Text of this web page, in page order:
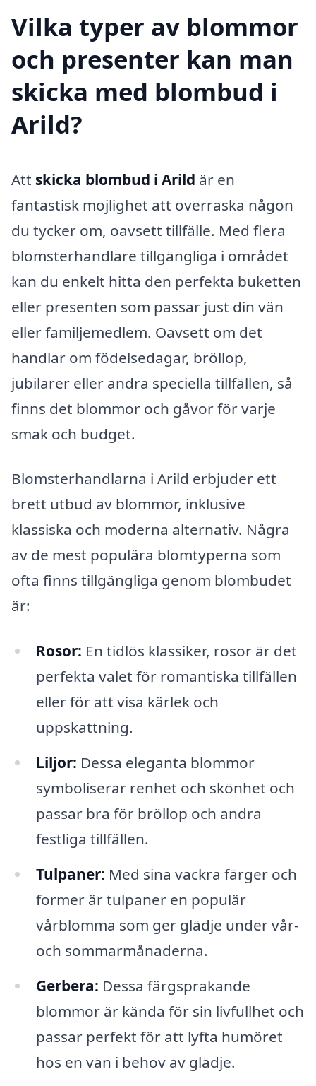
Vilka typer av blommor
och presenter kan man
skicka med blombud i
Arild?
Att skicka blombud i Arild är en
fantastisk möjlighet att överraska någon
du tycker om, oavsett tillfälle. Med flera
blomsterhandlare tillgängliga i området
kan du enkelt hitta den perfekta buketten
eller presenten som passar just din vän
eller familjemedlem. Oavsett om det
handlar om födelsedagar, bröllop,
jubilarer eller andra speciella tillfällen, så
finns det blommor och gåvor för varje
smak och budget.
Blomsterhandlarna i Arild erbjuder ett
brett utbud av blommor, inklusive
klassiska och moderna alternativ. Några
av de mest populära blomtyperna som
ofta finns tillgängliga genom blombudet
är:
Rosor: En tidlös klassiker, rosor är det
perfekta valet för romantiska tillfällen
eller för att visa kärlek och
uppskattning.
Liljor: Dessa eleganta blommor
symboliserar renhet och skönhet och
passar bra för bröllop och andra
festliga tillfällen.
Tulpaner: Med sina vackra färger och
former är tulpaner en populär
vårblomma som ger glädje under vår-
och sommarmånaderna.
Gerbera: Dessa färgsprakande
blommor är kända för sin livfullhet och
passar perfekt för att lyfta humöret
hos en vän i behov av glädje.